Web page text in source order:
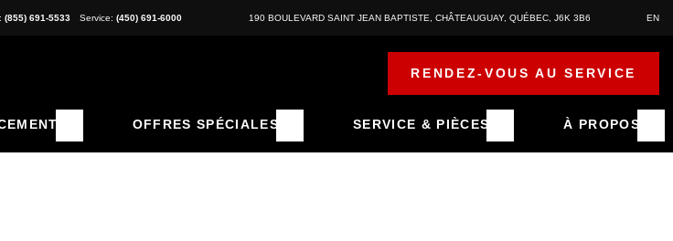
(855) 691-5533 Service: (450) 691-6000 190 BOULEVARD SAINT JEAN BAPTISTE CHÂTEAUGUAY, QUÉBEC J6K 3B6 EN
RENDEZ-VOUS AU SERVICE
OFFRES SPÉCIALES SERVICE & PIÈCES À PROPOS